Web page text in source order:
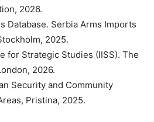
2026.
Database. Serbia Arms Imports
2025.
for Strategic Studies (IISS). The
2026.
Security and Community
Pristina, 2025.